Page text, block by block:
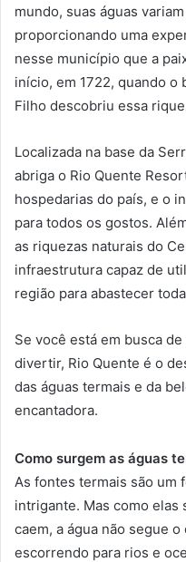
mundo, suas águas
proporcionando uma
nesse município que a
início, em 1722, quando
Filho descobriu essa
Localizada na base da
abriga o Rio Quente
hospedarias do país, e o
para todos os gostos.
as riquezas naturais do
infraestrutura capaz de
região para abastecer
Se você está em busca
divertir, Rio Quente é o
das águas termais e da
encantadora.
Como surgem as águas
As fontes termais são um
intrigante. Mas como elas
caem, a água não segue
escorrendo para rios e